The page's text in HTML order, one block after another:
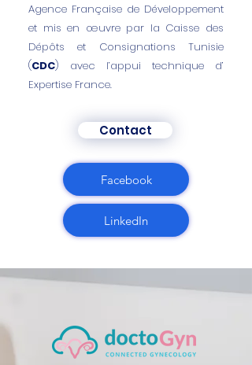
Agence Française de Développement
et mis en œuvre par la Caisse des
Dépôts et Consignations Tunisie
(CDC) avec l’appui technique d’
Expertise France.
Contact
Facebook
LinkedIn